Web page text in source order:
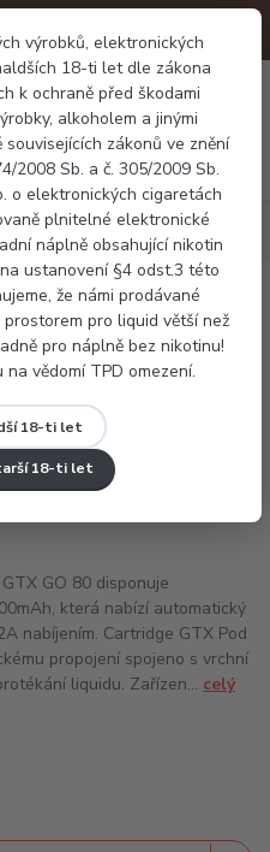
výrobků, elektronických
18-ti let dle zákona
k ochraně před škodami
alkoholem a jinými
zákonů ve znění
2008 Sb. a č. 305/2009 Sb.
o elektronických cigaretách
plnitelné elektronické
náplně obsahující nikotin
ustanovení §4 odst.3 této
že námi prodávané
pro liquid větší než
pro náplně bez nikotinu!
vědomí TPD omezení.
18-ti let
18-ti let
Menu
0 Kč
GTX GO 80
GO 80 disponuje
která nabízí automatický
nabíjením. Cartridge GTX Pod
propojení spojeno s vrchní
liquidu. Zařízen... celý